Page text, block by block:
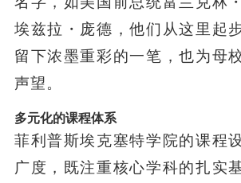
埃兹拉・庞德，他们从这里起
留下浓墨重彩的一笔，也为母
声望。
多元化的课程体系
菲利普斯埃克塞特学院的课程
广度，既注重核心学科的扎实